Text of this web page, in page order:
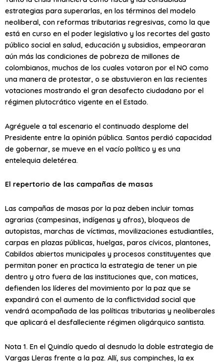
estrategias para superarlas, en los términos del modelo
neoliberal, con reformas tributarias regresivas, como la que
está en curso en el poder legislativo y los recortes del gasto
público social en salud, educación y subsidios, empeoraran
aún más las condiciones de pobreza de millones de
colombianos, muchos de los cuales votaron por el NO como
una manera de protestar, o se abstuvieron en las recientes
votaciones mostrando el gran desafecto ciudadano por el
régimen plutocrático vigente en el Estado.
Agréguele a tal escenario el continuado desplome del
Presidente entre la opinión pública. Santos perdió capacidad
de gobernar, se mueve en el vacío político y es una
entelequia deletérea.
El repertorio de las campañas de masas
Las campañas de masas por la paz deben incluir tomas
agrarias (campesinas, indígenas y afros), bloqueos de
autopistas, marchas de víctimas, movilizaciones estudiantiles,
carpas en plazas públicas, huelgas, paros cívicos, plantones,
Cabildos abiertos municipales y procesos constituyentes que
permitan poner en practica la estrategia de tener un pie
dentro y otro fuera de las instituciones que, con matices,
defienden los líderes del movimiento por la paz que se
expandirá con el aumento de la conflictividad social que
vendrá acompañada de las políticas tributarias y neoliberales
que aplicará el desfalleciente régimen oligárquico santista.
Nota 1. En el Quindío quedo al desnudo la doble estrategia de
Vargas Lleras frente a la paz. Allí, sus compinches, la ex